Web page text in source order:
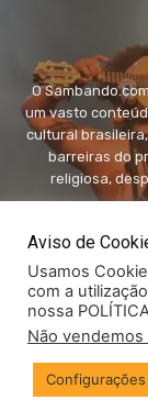
O
um vasto
cultural
barreiras do
religiosa,
© Copyright -
reservados.
Aviso de
Usamos
com a
nossa
Não